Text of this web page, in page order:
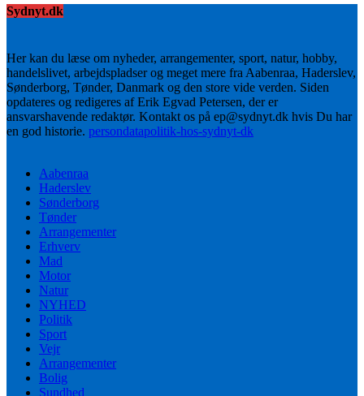
Sydnyt.dk
Her kan du læse om nyheder, arrangementer, sport, natur, hobby,
handelslivet, arbejdspladser og meget mere fra Aabenraa, Haderslev,
Sønderborg, Tønder, Danmark og den store vide verden. Siden
opdateres og redigeres af Erik Egvad Petersen, der er
ansvarshavende redaktør. Kontakt os på ep@sydnyt.dk hvis Du har
en god historie. persondatapolitik-hos-sydnyt-dk
Aabenraa
Haderslev
Sønderborg
Tønder
Arrangementer
Erhverv
Mad
Motor
Natur
NYHED
Politik
Sport
Vejr
Arrangementer
Bolig
Sundhed